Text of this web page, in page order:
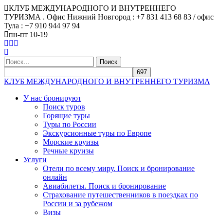
КЛУБ МЕЖДУНАРОДНОГО И ВНУТРЕННЕГО
ТУРИЗМА . Офис Нижний Новгород : +7 831 413 68 83 / офис
Тула : +7 910 944 97 94
пн-пт 10-19
Найти:
КЛУБ МЕЖДУНАРОДНОГО И ВНУТРЕННЕГО ТУРИЗМА
У нас бронируют
Поиск туров
Горящие туры
Туры по России
Экскурсионные туры по Европе
Морские круизы
Речные круизы
Услуги
Отели по всему миру. Поиск и бронирование
онлайн
Авиабилеты. Поиск и бронирование
Страхование путешественников в поездках по
России и за рубежом
Визы